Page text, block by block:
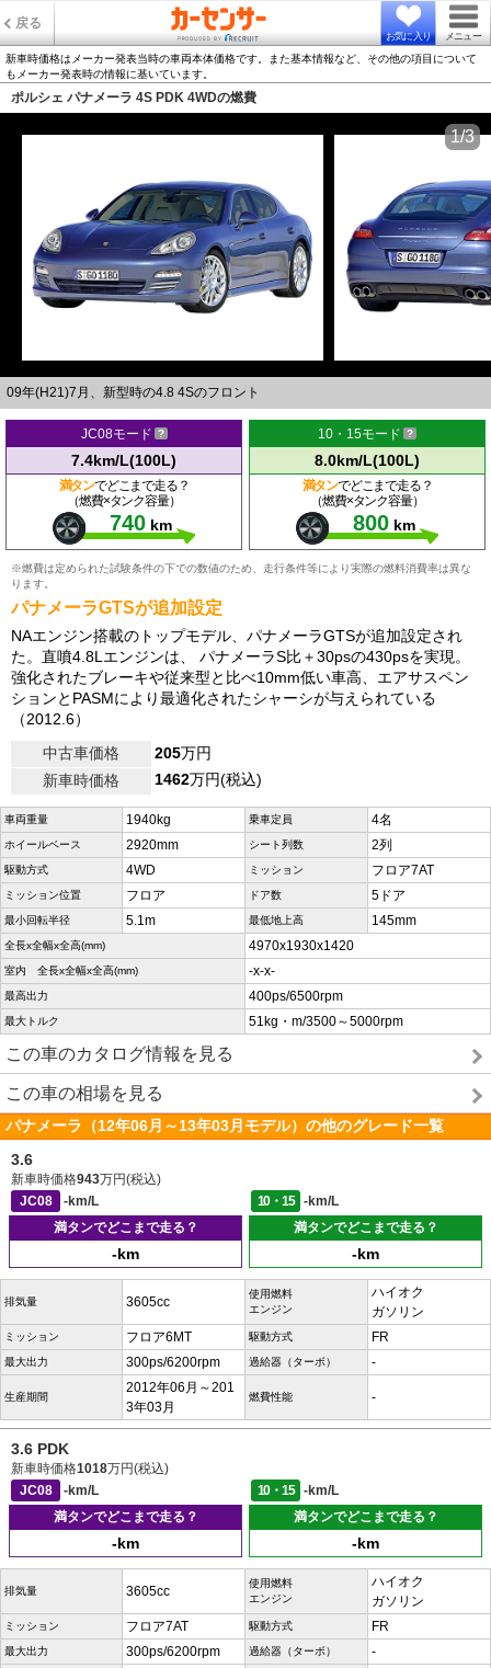
戻る
お気に入り メニュー
新車時価格はメーカー発表当時の車両本体価格です。また基本情報など、その他の項目について
もメーカー発表時の情報に基いています。
ポルシェ パナメーラ 4S PDK 4WDの燃費
09年(H21)7月、新型時の4.8 4Sのフロント
1/3
JC08モード
7.4km/L(100L)
満タンでどこまで走る？
（燃費×タンク容量）
740 km
10・15モード
8.0km/L(100L)
満タンでどこまで走る？
（燃費×タンク容量）
800 km
※燃費は定められた試験条件の下での数値のため、走行条件等により実際の燃料消費率は異な
ります。
パナメーラGTSが追加設定
NAエンジン搭載のトップモデル、パナメーラGTSが追加設定され
た。直噴4.8Lエンジンは、 パナメーラS比＋30psの430psを実現。
強化されたブレーキや従来型と比べ10mm低い車高、エアサスペン
ションとPASMにより最適化されたシャーシが与えられている
（2012.6）
中古車価格
205万円
新車時価格
1462万円(税込)
車両重量 1940kg 乗車定員 4名
ホイールベース 2920mm シート列数 2列
駆動方式 4WD ミッション フロア7AT
ミッション位置 フロア ドア数 5ドア
最小回転半径 5.1m 最低地上高 145mm
全長x全幅x全高(mm) 4970x1930x1420
室内 全長x全幅x全高(mm) -x-x-
最高出力 400ps/6500rpm
最大トルク 51kg・m/3500～5000rpm
この車のカタログ情報を見る
この車の相場を見る
パナメーラ（12年06月～13年03月モデル）の他のグレード一覧
3.6
新車時価格943万円(税込)
JC08
-km/L 10・15
-km/L
満タンでどこまで走る？
-km
満タンでどこまで走る？
-km
排気量 3605cc
使用燃料
エンジン
ハイオク
ガソリン
ミッション フロア6MT 駆動方式 FR
最大出力 300ps/6200rpm 過給器（ターボ） -
生産期間
2012年06月～201
3年03月
燃費性能 -
3.6 PDK
新車時価格1018万円(税込)
JC08
-km/L 10・15
-km/L
満タンでどこまで走る？
-km
満タンでどこまで走る？
-km
排気量 3605cc
使用燃料
エンジン
ハイオク
ガソリン
ミッション フロア7AT 駆動方式 FR
最大出力 300ps/6200rpm 過給器（ターボ） -